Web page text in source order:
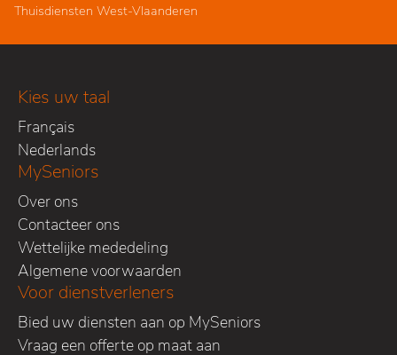
Thuisdiensten West-Vlaanderen
Kies uw taal
Français
Nederlands
MySeniors
Over ons
Contacteer ons
Wettelijke mededeling
Algemene voorwaarden
Voor dienstverleners
Bied uw diensten aan op MySeniors
Vraag een offerte op maat aan